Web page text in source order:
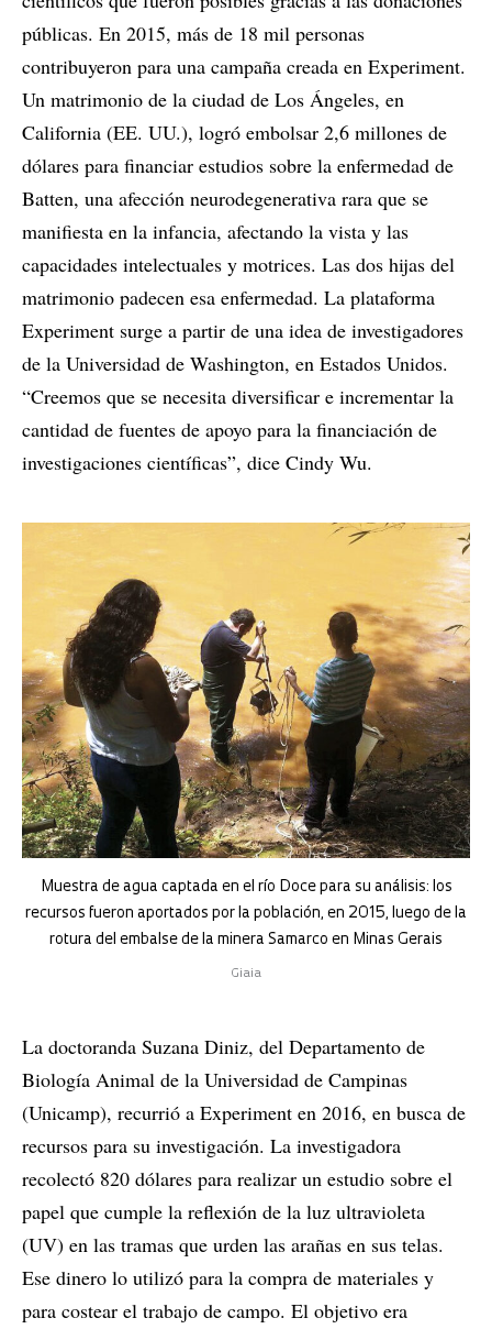
públicas. En 2015, más de 18 mil personas
contribuyeron para una campaña creada en Experiment.
Un matrimonio de la ciudad de Los Ángeles, en
California (EE. UU.), logró embolsar 2,6 millones de
dólares para financiar estudios sobre la enfermedad de
Batten, una afección neurodegenerativa rara que se
manifiesta en la infancia, afectando la vista y las
capacidades intelectuales y motrices. Las dos hijas del
matrimonio padecen esa enfermedad. La plataforma
Experiment surge a partir de una idea de investigadores
de la Universidad de Washington, en Estados Unidos.
“Creemos que se necesita diversificar e incrementar la
cantidad de fuentes de apoyo para la financiación de
investigaciones científicas”, dice Cindy Wu.
Muestra de agua captada en el río Doce para su análisis: los
recursos fueron aportados por la población, en 2015, luego de la
rotura del embalse de la minera Samarco en Minas Gerais
Giaia
La doctoranda Suzana Diniz, del Departamento de
Biología Animal de la Universidad de Campinas
(Unicamp), recurrió a Experiment en 2016, en busca de
recursos para su investigación. La investigadora
recolectó 820 dólares para realizar un estudio sobre el
papel que cumple la reflexión de la luz ultravioleta
(UV) en las tramas que urden las arañas en sus telas.
Ese dinero lo utilizó para la compra de materiales y
para costear el trabajo de campo. El objetivo era